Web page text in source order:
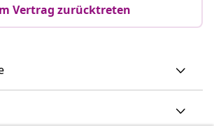
Vertrag zurücktreten